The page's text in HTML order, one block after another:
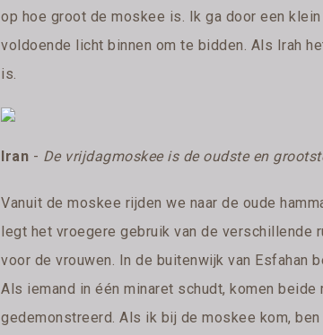
op hoe groot de moskee is. Ik ga door een
voldoende licht binnen om te bidden. Als Irah
is.
Iran - De vrijdagmoskee is de oudste en
Vanuit de moskee rijden we naar de oude
legt het vroegere gebruik van de verschillende
voor de vrouwen. In de buitenwijk van Esfahan
Als iemand in één minaret schudt, komen
gedemonstreerd. Als ik bij de moskee kom,